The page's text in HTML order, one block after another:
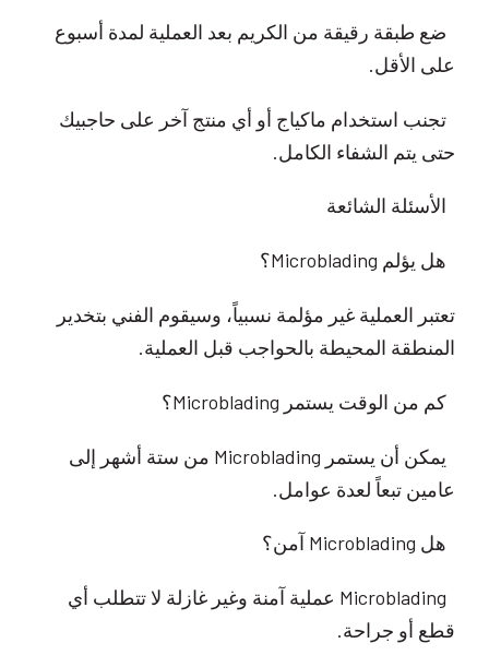
ضع طبقة رقيقة من الكريم بعد العملية لمدة أسبوع
على الأقل.
تجنب استخدام ماكياج أو أي منتج آخر على حاجبيك
حتى يتم الشفاء الكامل.
الأسئلة الشائعة
هل يؤلم Microblading؟
تعتبر العملية غير مؤلمة نسبياً، وسيقوم الفني بتخدير
المنطقة المحيطة بالحواجب قبل العملية.
كم من الوقت يستمر Microblading؟
يمكن أن يستمر Microblading من ستة أشهر إلى
عامين تبعاً لعدة عوامل.
هل Microblading آمن؟
Microblading عملية آمنة وغير غازلة لا تتطلب أي
قطع أو جراحة.